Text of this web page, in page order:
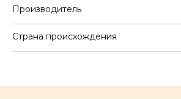
Производитель
Страна происхождения